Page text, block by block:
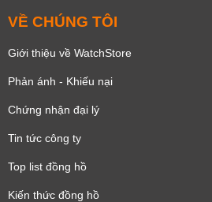
VỀ CHÚNG TÔI
Giới thiệu về WatchStore
Phản ánh - Khiếu nại
Chứng nhận đại lý
Tin tức công ty
Top list đồng hồ
Kiến thức đồng hồ